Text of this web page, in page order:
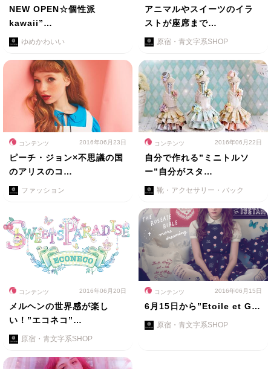
NEW OPEN☆個性派
kawaii”…
ゆめかわいい
アニマルやスイーツのイラ
ストが座席まで…
原宿・青文字系SHOP
コンテンツ 2016年06月23日
ピーチ・ジョン×不思議の国
のアリスのコ…
ファッション
コンテンツ 2016年06月22日
自分で作れる”ミニトルソ
ー”自分がスタ…
靴・アクセサリー・バック
コンテンツ 2016年06月20日
メルヘンの世界感が楽し
い！”エコネコ”…
原宿・青文字系SHOP
コンテンツ 2016年06月15日
6月15日から”Etoile et G…
原宿・青文字系SHOP